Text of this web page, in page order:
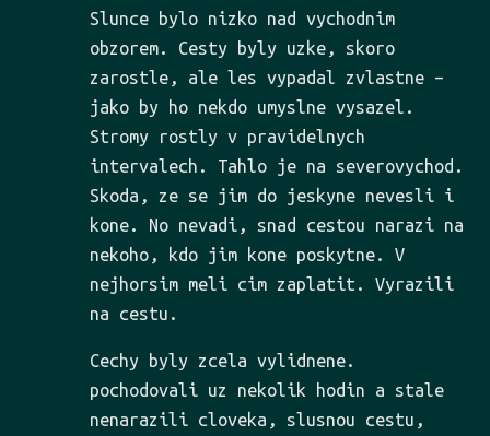
Slunce bylo nizko nad vychodnim
obzorem. Cesty byly uzke, skoro
zarostle, ale les vypadal zvlastne –
jako by ho nekdo umyslne vysazel.
Stromy rostly v pravidelnych
intervalech. Tahlo je na severovychod.
Skoda, ze se jim do jeskyne nevesli i
kone. No nevadi, snad cestou narazi na
nekoho, kdo jim kone poskytne. V
nejhorsim meli cim zaplatit. Vyrazili
na cestu.
Cechy byly zcela vylidnene.
pochodovali uz nekolik hodin a stale
nenarazili cloveka, slusnou cestu,